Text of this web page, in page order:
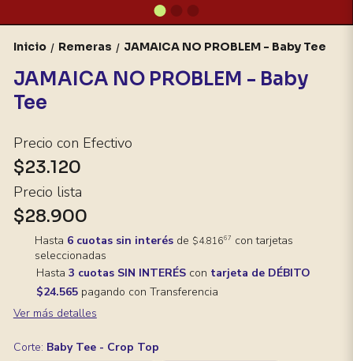
Inicio / Remeras / JAMAICA NO PROBLEM - Baby Tee
JAMAICA NO PROBLEM - Baby
Tee
Precio con Efectivo
$23.120
Precio lista
$28.900
Hasta 6 cuotas sin interésde $4.81667 con tarjetas
seleccionadas
Hasta 3 cuotas SIN INTERÉScon tarjeta de DÉBITO
$24.565pagando con Transferencia
Ver más detalles
Corte: Baby Tee - Crop Top